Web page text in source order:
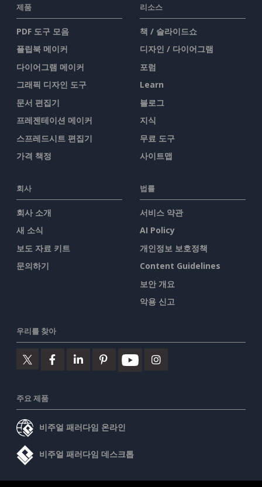
제품
PDF 도구 모음
플립북 메이커
다이어그램 메이커
그래픽 디자인 도구
문서 편집기
프레젠테이션 메이커
스프레드시트 편집기
가격 책정
리소스
책 / 슬라이드쇼
디자인 / 다이어그램
포럼
Learn
블로그
지식
무료 도구
사이트맵
회사
회사 소개
새 소식
보도 자료 키트
문의하기
법률
서비스 약관
AI Policy
개인정보 보호정책
Content Guidelines
보안 개요
악용 신고
우리를 찾아
주요 제품
비주얼 패러다임 온라인
비주얼 패러다임 데스크톱